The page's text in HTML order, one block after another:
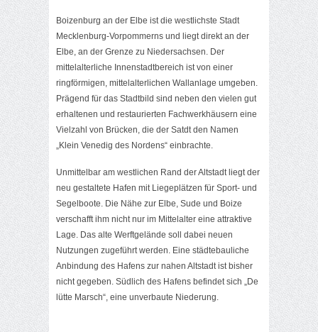
Boizenburg an der Elbe ist die westlichste Stadt
Mecklenburg-Vorpommerns und liegt direkt an der
Elbe, an der Grenze zu Niedersachsen. Der
mittelalterliche Innenstadtbereich ist von einer
ringförmigen, mittelalterlichen Wallanlage umgeben.
Prägend für das Stadtbild sind neben den vielen gut
erhaltenen und restaurierten Fachwerkhäusern eine
Vielzahl von Brücken, die der Satdt den Namen
„Klein Venedig des Nordens“ einbrachte.
Unmittelbar am westlichen Rand der Altstadt liegt der
neu gestaltete Hafen mit Liegeplätzen für Sport- und
Segelboote. Die Nähe zur Elbe, Sude und Boize
verschafft ihm nicht nur im Mittelalter eine attraktive
Lage. Das alte Werftgelände soll dabei neuen
Nutzungen zugeführt werden. Eine städtebauliche
Anbindung des Hafens zur nahen Altstadt ist bisher
nicht gegeben. Südlich des Hafens befindet sich „De
lütte Marsch“, eine unverbaute Niederung.